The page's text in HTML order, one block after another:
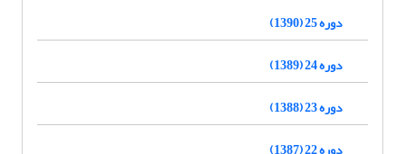
دوره 25 (1390)
دوره 24 (1389)
دوره 23 (1388)